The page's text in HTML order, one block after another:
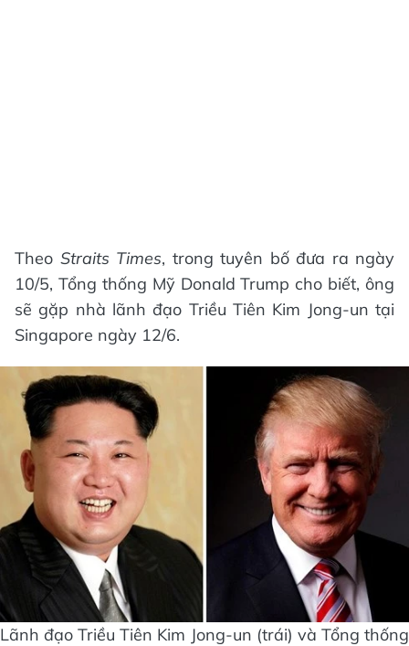
Theo Straits Times, trong tuyên bố đưa ra ngày
10/5, Tổng thống Mỹ Donald Trump cho biết, ông
sẽ gặp nhà lãnh đạo Triều Tiên Kim Jong-un tại
Singapore ngày 12/6.
Lãnh đạo Triều Tiên Kim Jong-un (trái) và Tổng thống